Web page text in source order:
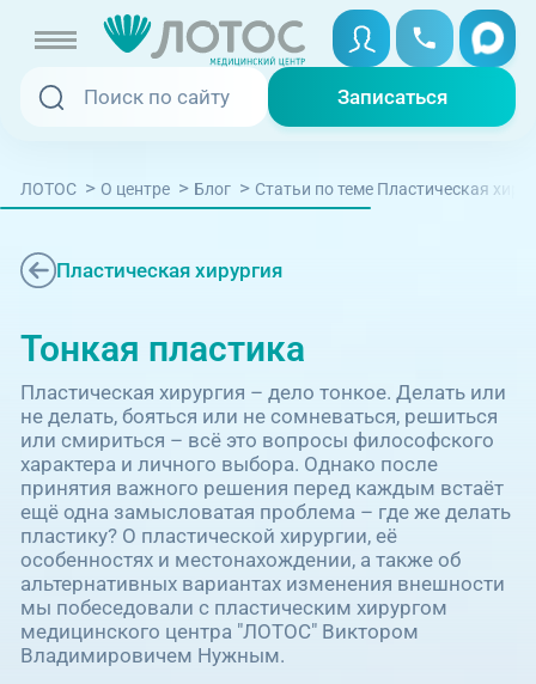
Записаться
Записаться
Услуги и цены
Специалисты
Акции
Отзывы
Адреса клиник
О клинике
Блог врачей
Записаться онлайн
Телемедицина
+7 (351) 220-00-03
Единая справочная служба,
запись на прием
+7 (351) 220-03-03
Центр амбулаторной
онкологической помощи
ЛОТОС > О центре > Блог > Cтатьи по теме Пластическая
Пластическая хирургия
Тонкая пластика
Пластическая хирургия – дело тонкое. Делать или
не делать, бояться или не сомневаться, решиться
или смириться – всё это вопросы философского
характера и личного выбора. Однако после
принятия важного решения перед каждым встаёт
ещё одна замысловатая проблема – где же делать
пластику? О пластической хирургии, её
особенностях и местонахождении, а также об
альтернативных вариантах изменения внешности
мы побеседовали с пластическим хирургом
медицинского центра "ЛОТОС" Виктором
Владимировичем Нужным.